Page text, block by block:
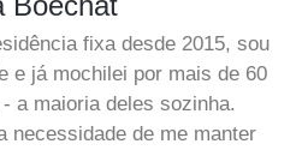
fixa desde 2015, sou
e já mochilei por mais de 60
a maioria deles sozinha.
necessidade de me manter